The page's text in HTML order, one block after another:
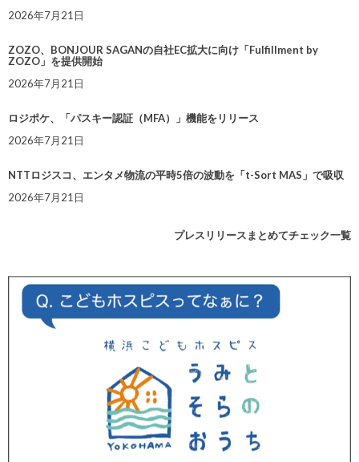
2026年7月21日
ZOZO、BONJOUR SAGANの自社EC拡大に向け「Fulfillment by
ZOZO」を提供開始
2026年7月21日
ロジポケ、「パスキー認証（MFA）」機能をリリース
2026年7月21日
NTTロジスコ、エンタメ物流の平時5倍の波動を「t-Sort MAS」で吸収
2026年7月21日
プレスリリースまとめてチェック一覧